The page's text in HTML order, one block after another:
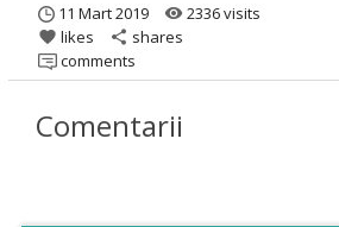
11 Mart 2019 remove_red_eye 2336 visits
favorite likes share shares
comments
Comentarii